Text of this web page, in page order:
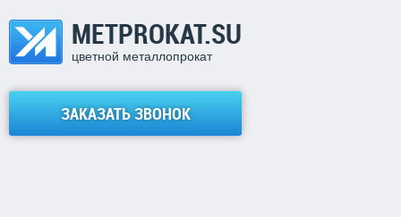
METPROKAT.SU
цветной металлопрокат
ЗАКАЗАТЬ ЗВОНОК